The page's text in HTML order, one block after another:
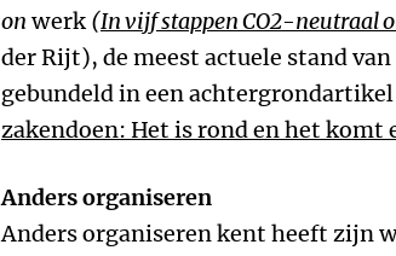
on werk(In vijf stappen CO2-neutraal
der Rijt), de meest actuele stand
gebundeld in een achtergrondartikel
zakendoen: Het is rond en het komt
Anders organiseren
Anders organiseren kent heeft zijn